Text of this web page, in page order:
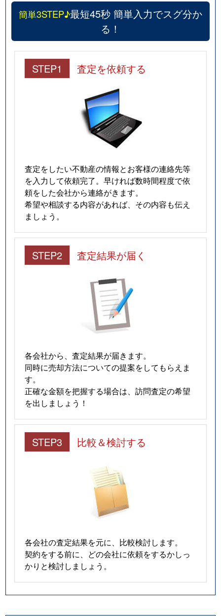
簡単3STEP♪最短45秒 簡単入力でスグ分か
る！
STEP1 査定を依頼する
査定をしたい不動産の情報とお客様の連絡先等
を入力して依頼完了。早ければ数時間程度で依
頼をした会社から連絡がきます。
希望や相談する内容があれば、その内容も伝え
ましょう。
STEP2 査定結果が届く
各会社から、査定結果が届きます。
同時に売却方法についての提案をしてもらえま
す。
正確な金額を把握する場合は、訪問査定の希望
を出しましょう！
STEP3 比較＆検討する
各会社の査定結果を元に、比較検討します。
契約をする前に、どの会社に依頼をするかしっ
かりと検討しましょう。